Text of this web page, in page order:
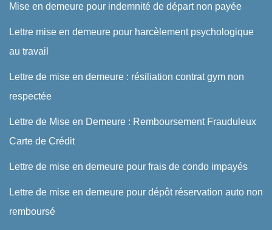
Mise en demeure pour indemnité de départ non payée
Lettre mise en demeure pour harcèlement psychologique
au travail
Lettre de mise en demeure : résiliation contrat gym non
respectée
Lettre de Mise en Demeure : Remboursement Frauduleux
Carte de Crédit
Lettre de mise en demeure pour frais de condo impayés
Lettre de mise en demeure pour dépôt réservation auto non
remboursé